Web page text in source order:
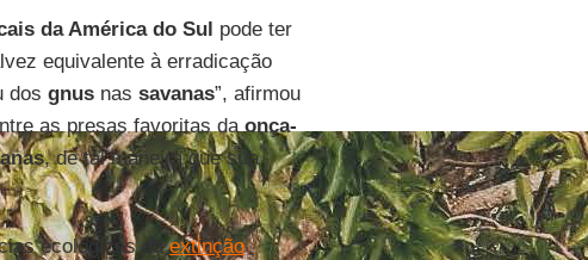
da América do Sul pode ter
equivalente à erradicação
dos gnusnas savanas”, afirmou
as presas favoritas daonça-
, de tal maneira que sua
ecológicas daextinção